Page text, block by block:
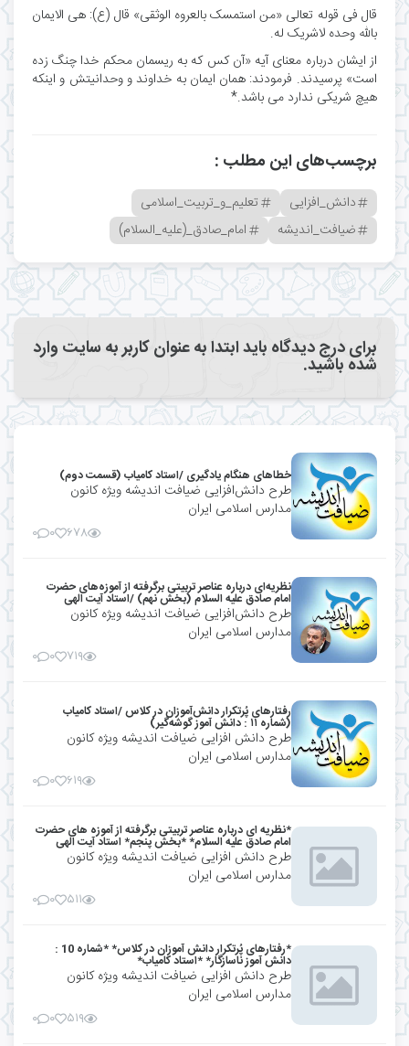
قال فی قوله تعالی «من استمسک بالعروه الوثقی» قال (ع): هی الایمان
بالله وحده لاشریک له.
از ایشان درباره معنای آیه «آن کس که به ریسمان محکم خدا چنگ زده
است» پرسیدند. فرمودند: همان ایمان به خداوند و وحدانیتش و اینکه
هیچ شریکی ندارد می باشد.*
برچسب‌های این مطلب :
دانش_افزایی
تعلیم_و_تربیت_اسلامی
ضیافت_اندیشه
امام_صادق_(علیه_السلام)
برای درج دیدگاه باید ابتدا به عنوان کاربر به سایت وارد
شده باشید.
خطاهای هنگام یادگیری /استاد کامیاب (قسمت دوم)
طرح دانش‌افزایی ضیافت اندیشه ویژه کانون
مدارس اسلامی ایران
۶۷۸ ۰ ۰
نظریه‌ای درباره عناصر تربیتی برگرفته از آموزه‌های حضرت
امام صادق علیه السلام (بخش نهم) /استاد آیت الهی
طرح دانش‌افزایی ضیافت اندیشه ویژه کانون
مدارس اسلامی ایران
۷۱۹ ۰ ۰
رفتارهای پُرتکرار دانش‌آموزان در کلاس /استاد کامیاب
(شماره ۱۱ : دانش آموز گوشه‌گیر)
طرح دانش افزایی ضیافت اندیشه ویژه کانون
مدارس اسلامی ایران
۶۱۹ ۰ ۰
*نظریه ای درباره عناصر تربیتی برگرفته از آموزه های حضرت
امام صادق علیه السلام* *بخش پنجم* استاد آیت الهی
طرح دانش افزایی ضیافت اندیشه ویژه کانون
مدارس اسلامی ایران
۵۱۱ ۰ ۰
*رفتارهای پُرتکرار دانش آموزان در کلاس* *شماره 10 :
دانش آموز ناسازگار* *استاد کامیاب*
طرح دانش افزایی ضیافت اندیشه ویژه کانون
مدارس اسلامی ایران
۵۱۹ ۰ ۰